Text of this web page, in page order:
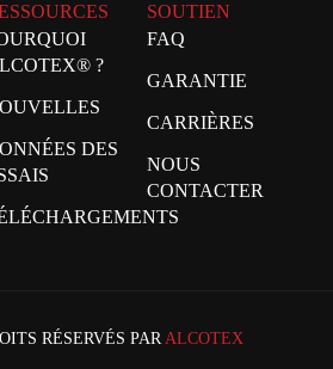
?
DES
SOUTIEN
FAQ
GARANTIE
CARRIÈRES
NOUS
CONTACTER
RÉSERVÉS PARALCOTEX